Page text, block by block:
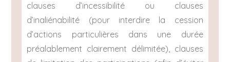
clauses d’incessibilité ou clauses
d’inaliénabilité (pour interdire la cession
d’actions particulières dans une durée
préalablement clairement délimitée), clauses